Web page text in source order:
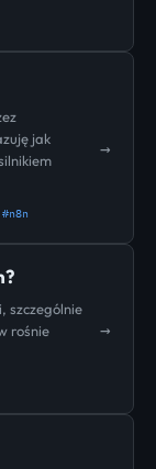
jak
#n8n
→
szczególnie
rośnie
→